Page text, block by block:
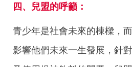
四、兒盟的呼籲：
青少年是社會未來的棟樑，
影響他們未來一生發展，針